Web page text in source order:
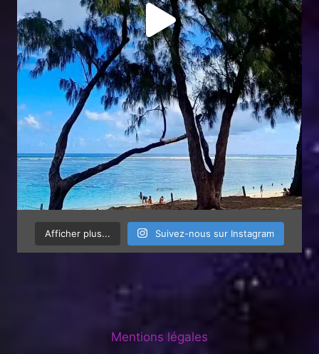
Afficher plus... Suivez-nous sur Instagram
Mentions légales